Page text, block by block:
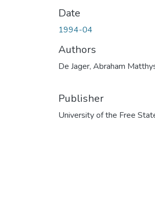
Date
1994-04
Authors
De Jager, Abraham
Publisher
University of the Free